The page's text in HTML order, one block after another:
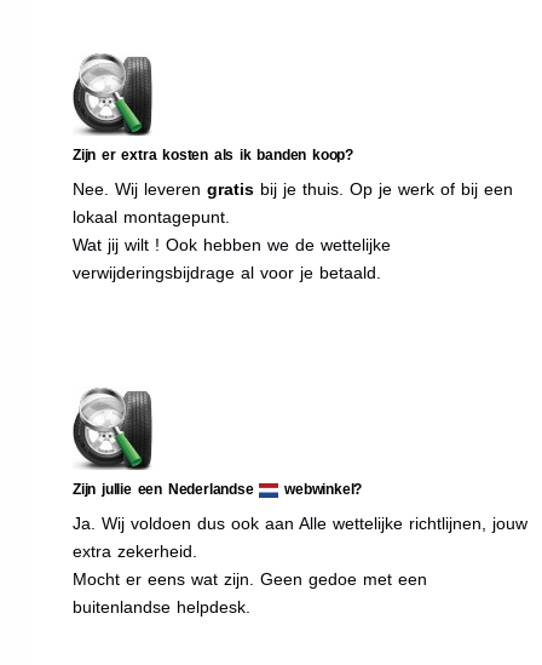
Zijn er extra kosten als ik banden koop?
Nee. Wij leveren gratis bij je thuis. Op je werk of bij een
lokaal montagepunt.
Wat jij wilt ! Ook hebben we de wettelijke
verwijderingsbijdrage al voor je betaald.
Zijn jullie een Nederlandse webwinkel?
Ja. Wij voldoen dus ook aan Alle wettelijke richtlijnen, jouw
extra zekerheid.
Mocht er eens wat zijn. Geen gedoe met een
buitenlandse helpdesk.